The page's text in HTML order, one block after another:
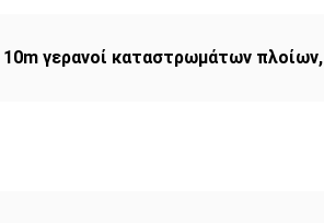
10m γερανοί καταστρωμάτων πλοίων,